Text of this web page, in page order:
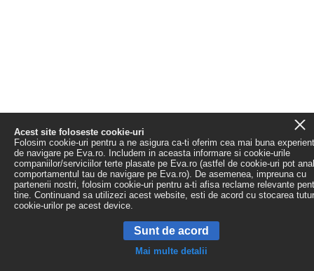
Acest site foloseste cookie-uri
Folosim cookie-uri pentru a ne asigura ca-ti oferim cea mai buna
de navigare pe Eva.ro. Includem in aceasta informare si cookie-urile
companiilor/serviciilor terte plasate pe Eva.ro (astfel de cookie-uri pot
comportamentul tau de navigare pe Eva.ro). De asemenea, impreuna cu
partenerii nostri, folosim cookie-uri pentru a-ti afisa reclame relevante
tine. Continuand sa utilizezi acest website, esti de acord cu stocarea
cookie-urilor pe acest device.
Sunt de acord
Mai multe detalii